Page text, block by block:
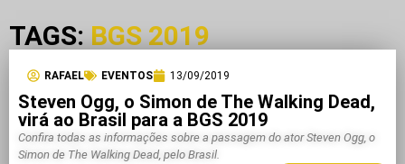
TAGS: BGS 2019
RAFAEL EVENTOS 13/09/2019
Steven Ogg, o Simon de The Walking Dead,
virá ao Brasil para a BGS 2019
Confira todas as informações sobre a passagem do ator Steven Ogg, o
Simon de The Walking Dead, pelo Brasil.